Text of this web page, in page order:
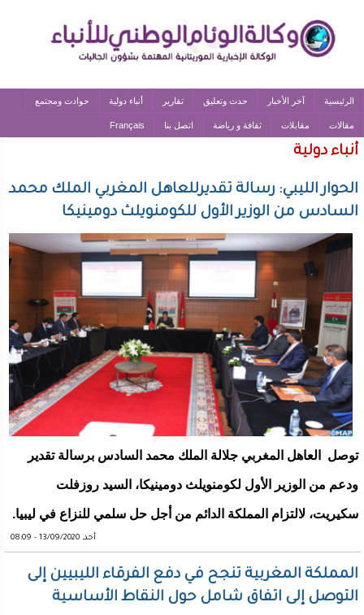
الرئيسية آخر الأخبار حدث وتعليق تقارير أنباء دولية حوادث ومجتمع
مقالات مقابلات ثقافة و رياضة اتصل بنا Français
أنباء دولية
الحوار الليبي: رسالة تقديرللعاهل المغربي الملك محمد
السادس من الوزير الأول للكومنويلث دومينيكا
توصل العاهل المغربي جلالة الملك محمد السادس برسالة تقدير
ودعم من الوزير الأول لكومنويلث دومينيكا، السيد روزفلت
سكيريت، لالتزام المملكة الدائم من أجل حل سلمي للنزاع في ليبيا.
أحد, 13/09/2020 - 08:09
المملكة المغربية تنجح في دفع الفرقاء الليبيين إلى
التوصل إلى اتفاق شامل حول النقاط الأساسية